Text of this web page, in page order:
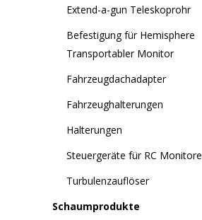
Extend-a-gun Teleskoprohr
Befestigung für Hemisphere
Transportabler Monitor
Fahrzeugdachadapter
Fahrzeughalterungen
Halterungen
Steuergeräte für RC Monitore
Turbulenzauflöser
Schaumprodukte